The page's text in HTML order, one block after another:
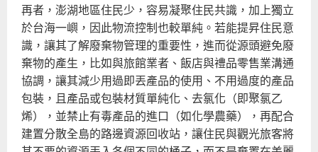
再者，澎湖地區住民少，容易凝聚住民共識，加上獨立
於台海一嶼，因此物流控制也較單純。若能提昇住民意
識，讓其了解廢棄物管理的重要性，進而從源頭避免廢
棄物的產生，比如與旅館業者、飯店與禮品零售業溝通
協調，讓其減少用過即丟產品的使用、不用過度的產品
包裝，且產品或包裝材質單純化、去氯化（即聚氯乙
烯），並禁止有毒產品的進口（如化學農藥），再配合
建置分散全島的路邊資源回收站，讓住民與觀光旅客將